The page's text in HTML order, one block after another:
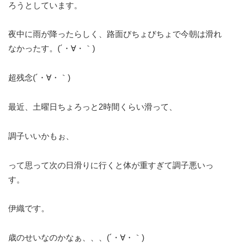
ろうとしています。
夜中に雨が降ったらしく、路面びちょびちょで今朝は滑れ
なかったす。(´・∀・｀)
超残念(´・∀・｀)
最近、土曜日ちょろっと2時間くらい滑って、
調子いいかもぉ、
って思って次の日滑りに行くと体が重すぎて調子悪いっ
す。
伊織です。
歳のせいなのかなぁ、、、(´・∀・｀)